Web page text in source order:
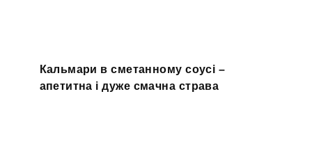
Кальмари в сметанному соусі –
апетитна і дуже смачна страва